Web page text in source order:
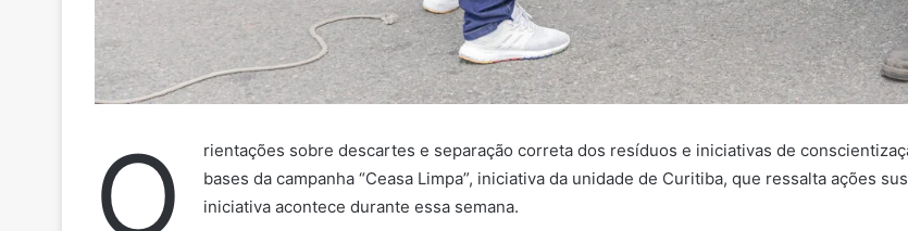
O
rientações sobre descartes e separação correta dos resíduos e iniciativas de
bases da campanha “Ceasa Limpa”, iniciativa da unidade de Curitiba, que ressalta ações
iniciativa acontece durante essa semana.